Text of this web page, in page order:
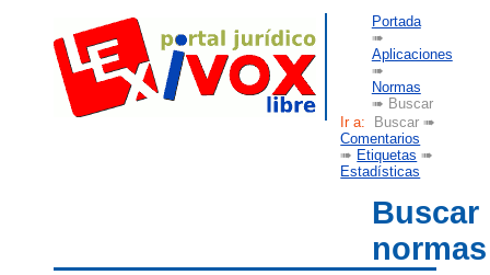
Portada
➠
Aplicaciones
➠
Normas
➠ Buscar
Ir a: Buscar ➠
Comentarios
➠ Etiquetas ➠
Estadísticas
Buscar
normas